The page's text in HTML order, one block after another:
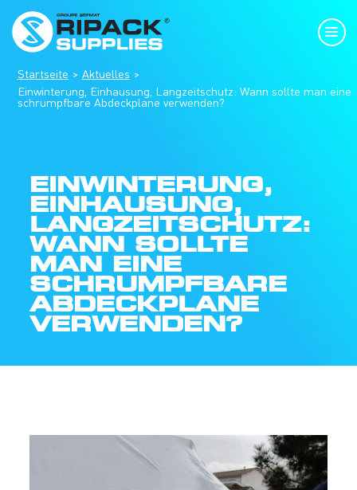
Startseite
Aktuelles
Einwinterung, Einhausung, Langzeitschutz: Wann sollte man eine
schrumpfbare Abdeckplane verwenden?
EINWINTERUNG,
EINHAUSUNG,
LANGZEITSCHUTZ:
WANN SOLLTE
MAN EINE
SCHRUMPFBARE
ABDECKPLANE
VERWENDEN?